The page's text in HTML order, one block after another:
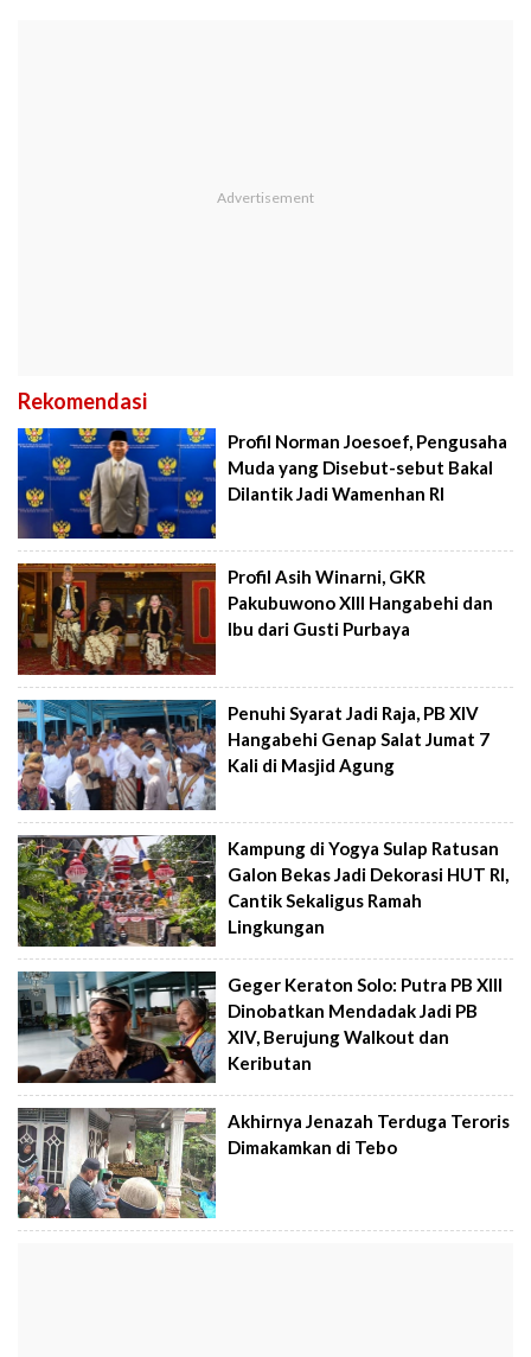
Rekomendasi
Profil Norman Joesoef, Pengusaha
Muda yang Disebut-sebut Bakal
Dilantik Jadi Wamenhan RI
Profil Asih Winarni, GKR
Pakubuwono XIII Hangabehi dan
Ibu dari Gusti Purbaya
Penuhi Syarat Jadi Raja, PB XIV
Hangabehi Genap Salat Jumat 7
Kali di Masjid Agung
Kampung di Yogya Sulap Ratusan
Galon Bekas Jadi Dekorasi HUT RI,
Cantik Sekaligus Ramah
Lingkungan
Geger Keraton Solo: Putra PB XIII
Dinobatkan Mendadak Jadi PB
XIV, Berujung Walkout dan
Keributan
Akhirnya Jenazah Terduga Teroris
Dimakamkan di Tebo